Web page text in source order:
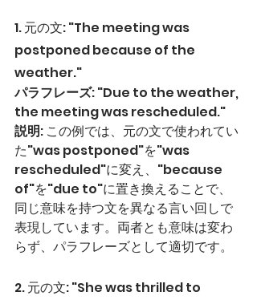
1. 元の文: "The meeting was
postponed because of the
weather."
パラフレーズ: "Due to the weather,
the meeting was rescheduled."
説明: この例では、元の文で使われてい
た"was postponed"を"was
rescheduled"に変え、"because
of"を"due to"に置き換えることで、
同じ意味を持つ文を異なる言い回しで
表現しています。両者とも意味は変わ
らず、パラフレーズとして適切です。
2. 元の文: "She was thrilled to